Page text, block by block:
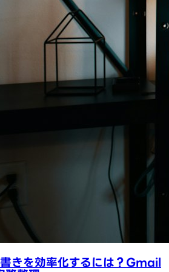
きを効率化するには？Gmail